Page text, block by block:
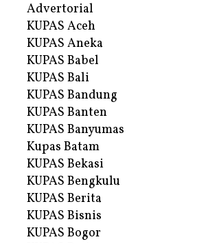
Advertorial
KUPAS Aceh
KUPAS Aneka
KUPAS Babel
KUPAS Bali
KUPAS Bandung
KUPAS Banten
KUPAS Banyumas
Kupas Batam
KUPAS Bekasi
KUPAS Bengkulu
KUPAS Berita
KUPAS Bisnis
KUPAS Bogor